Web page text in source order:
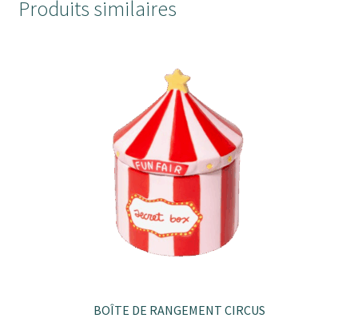
Produits similaires
BOÎTE DE RANGEMENT CIRCUS